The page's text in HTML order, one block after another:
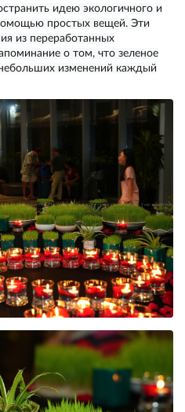
идею экологичного и
простых вещей. Эти
из переработанных
о том, что зеленое
изменений каждый